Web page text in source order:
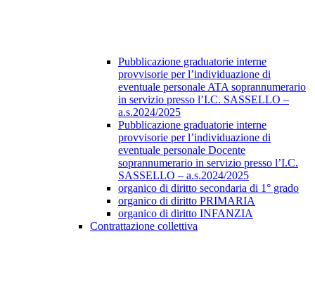
Pubblicazione graduatorie interne
provvisorie per l’individuazione di
eventuale personale ATA soprannumerario
in servizio presso l’I.C. SASSELLO –
a.s.2024/2025
Pubblicazione graduatorie interne
provvisorie per l’individuazione di
eventuale personale Docente
soprannumerario in servizio presso l’I.C.
SASSELLO – a.s.2024/2025
organico di diritto secondaria di 1° grado
organico di diritto PRIMARIA
organico di diritto INFANZIA
Contrattazione collettiva